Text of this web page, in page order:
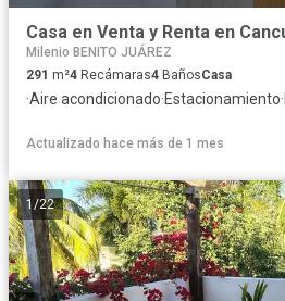
Milenio BENITO JUÁREZ
291 m²4 Recámaras4 BañosCasa
·Aire acondicionado·Estacionamiento·
Actualizado hace más de 1 mes
1/22